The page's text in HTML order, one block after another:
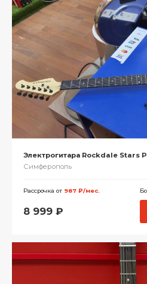
Электрогитара Rockdale Stars
Симферополь
Рассрочка от 987 ₽/мес.
8 999 ₽